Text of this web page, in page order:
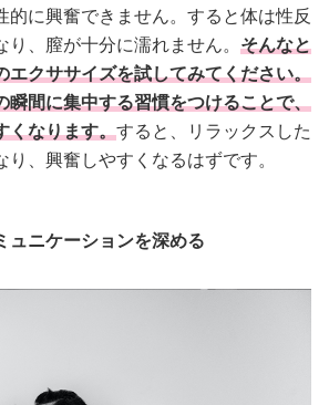
的に興奮できません。すると体は性反
り、膣が十分に濡れません。 そんなと
エクササイズを試してみてください。
瞬間に集中する習慣をつけることで、
くなります。すると、リラックスした
、興奮しやすくなるはずです。
ュニケーションを深める